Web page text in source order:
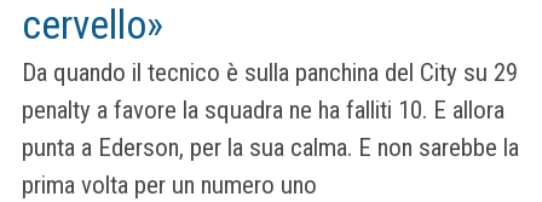
cervello»
Da quando il tecnico è sulla panchina del City su 29
penalty a favore la squadra ne ha falliti 10. E allora
punta a Ederson, per la sua calma. E non sarebbe la
prima volta per un numero uno